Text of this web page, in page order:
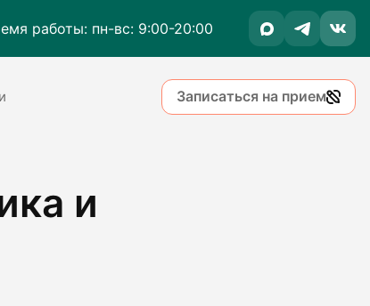
работы: пн-вс: 9:00-20:00
Записаться на прием
и